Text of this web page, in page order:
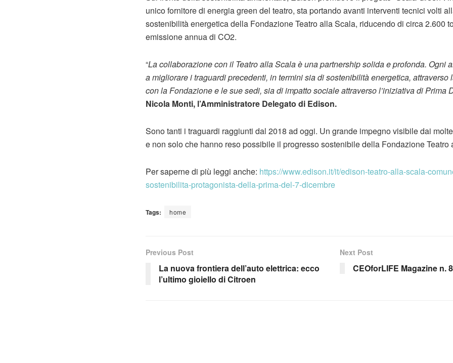
unico fornitore di energia green del teatro, sta portando avanti interventi tecnici volti
sostenibilità energetica della Fondazione Teatro alla Scala, riducendo di circa 2.600
emissione annua di CO2.
“La collaborazione con il Teatro alla Scala è una partnership solida e profonda. Ogni
a migliorare i traguardi precedenti, in termini sia di sostenibilità energetica, attraverso
con la Fondazione e le sue sedi, sia di impatto sociale attraverso l’iniziativa di Prima
Nicola Monti, l’Amministratore Delegato di Edison.
Sono tanti i traguardi raggiunti dal 2018 ad oggi. Un grande impegno visibile dai
e non solo che hanno reso possibile il progresso sostenibile della Fondazione Teatro
Per saperne di più leggi anche: https://www.edison.it/it/edison-teatro-alla-scala-
sostenibilita-protagonista-della-prima-del-7-dicembre
Tags: home
Previous Post
La nuova frontiera dell’auto elettrica: ecco
l’ultimo gioiello di Citroen
Next Post
CEOforLIFE Magazine n. 8